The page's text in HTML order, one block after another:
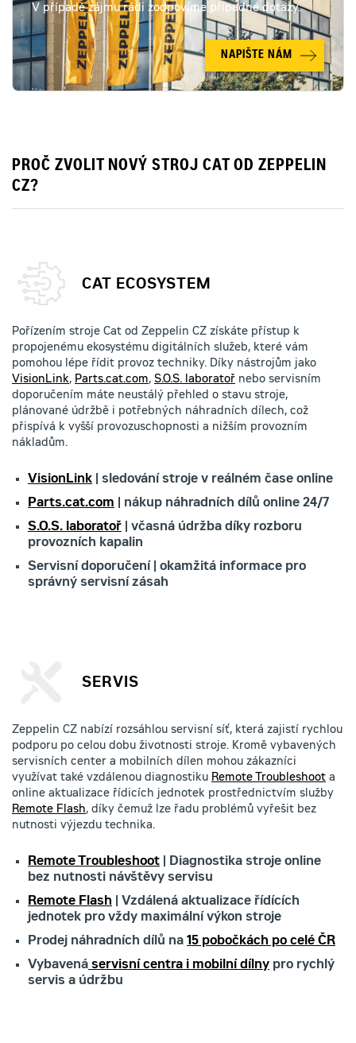
V případě zájmu rádi zodpovíme případné dotazy.
NAPIŠTE NÁM
PROČ ZVOLIT NOVÝ STROJ CAT OD ZEPPELIN
CZ?
CAT ECOSYSTEM
Pořízením stroje Cat od Zeppelin CZ získáte přístup k
propojenému ekosystému digitálních služeb, které vám
pomohou lépe řídit provoz techniky. Díky nástrojům jako
VisionLink, Parts.cat.com, S.O.S. laboratoř nebo servisním
doporučením máte neustálý přehled o stavu stroje,
plánované údržbě i potřebných náhradních dílech, což
přispívá k vyšší provozuschopnosti a nižším provozním
nákladům.
VisionLink | sledování stroje v reálném čase online
Parts.cat.com | nákup náhradních dílů online 24/7
S.O.S. laboratoř | včasná údržba díky rozboru
provozních kapalin
Servisní doporučení | okamžitá informace pro
správný servisní zásah
SERVIS
Zeppelin CZ nabízí rozsáhlou servisní síť, která zajistí rychlou
podporu po celou dobu životnosti stroje. Kromě vybavených
servisních center a mobilních dílen mohou zákazníci
využívat také vzdálenou diagnostiku Remote Troubleshoot a
online aktualizace řídicích jednotek prostřednictvím služby
Remote Flash, díky čemuž lze řadu problémů vyřešit bez
nutnosti výjezdu technika.
Remote Troubleshoot | Diagnostika stroje online
bez nutnosti návštěvy servisu
Remote Flash | Vzdálená aktualizace řídících
jednotek pro vždy maximální výkon stroje
Prodej náhradních dílů na 15 pobočkách po celé ČR
Vybavená servisní centra i mobilní dílny pro rychlý
servis a údržbu